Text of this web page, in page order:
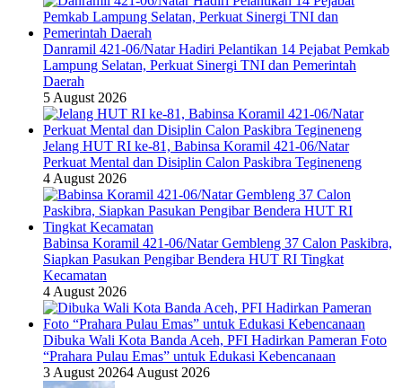
Danramil 421-06/Natar Hadiri Pelantikan 14 Pejabat Pemkab
Lampung Selatan, Perkuat Sinergi TNI dan Pemerintah
Daerah
5 August 2026
Jelang HUT RI ke-81, Babinsa Koramil 421-06/Natar
Perkuat Mental dan Disiplin Calon Paskibra Tegineneng
4 August 2026
Babinsa Koramil 421-06/Natar Gembleng 37 Calon Paskibra,
Siapkan Pasukan Pengibar Bendera HUT RI Tingkat
Kecamatan
4 August 2026
Dibuka Wali Kota Banda Aceh, PFI Hadirkan Pameran Foto
“Prahara Pulau Emas” untuk Edukasi Kebencanaan
3 August 20264 August 2026